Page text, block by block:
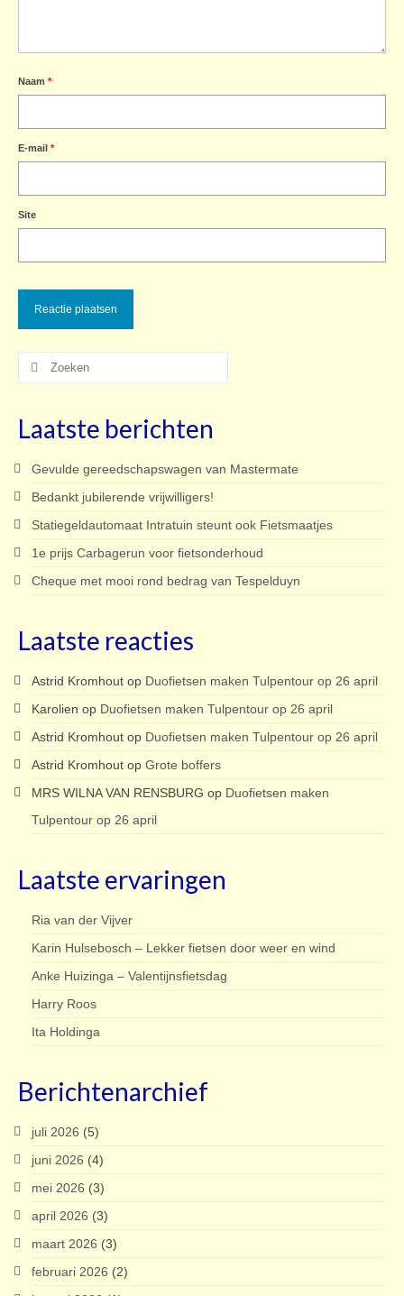
Naam *
E-mail *
Site
Zoeken
Laatste berichten
Gevulde gereedschapswagen van Mastermate
Bedankt jubilerende vrijwilligers!
Statiegeldautomaat Intratuin steunt ook Fietsmaatjes
1e prijs Carbagerun voor fietsonderhoud
Cheque met mooi rond bedrag van Tespelduyn
Laatste reacties
Astrid Kromhout op Duofietsen maken Tulpentour op 26 april
Karolien op Duofietsen maken Tulpentour op 26 april
Astrid Kromhout op Duofietsen maken Tulpentour op 26 april
Astrid Kromhout op Grote boffers
MRS WILNA VAN RENSBURG op Duofietsen maken
Tulpentour op 26 april
Laatste ervaringen
Ria van der Vijver
Karin Hulsebosch – Lekker fietsen door weer en wind
Anke Huizinga – Valentijnsfietsdag
Harry Roos
Ita Holdinga
Berichtenarchief
juli 2026 (5)
juni 2026 (4)
mei 2026 (3)
april 2026 (3)
maart 2026 (3)
februari 2026 (2)